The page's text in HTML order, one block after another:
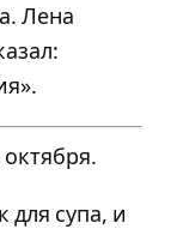
Лена
для супа, и